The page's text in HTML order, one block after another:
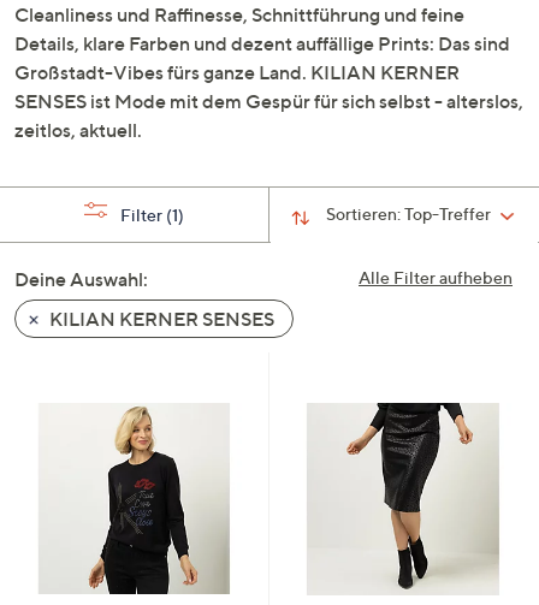
rechts,
um
diese
anzuzeigen.
Cleanliness und Raffinesse, Schnittführung und feine
Details, klare Farben und dezent auffällige Prints: Das sind
Großstadt-Vibes fürs ganze Land. KILIAN KERNER
SENSES ist Mode mit dem Gespür für sich selbst - alterslos,
zeitlos, aktuell.
Sortieren:Top-Treffer
Filter (1)
Alle Filter aufheben
Deine Auswahl:
KILIAN KERNER SENSES